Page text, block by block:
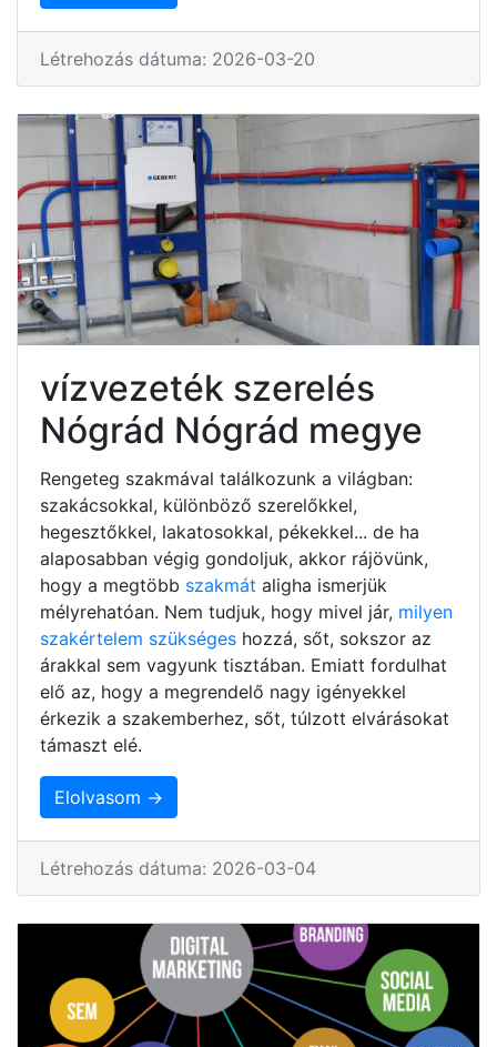
Létrehozás dátuma: 2026-03-20
vízvezeték szerelés
Nógrád Nógrád megye
Rengeteg szakmával találkozunk a világban:
szakácsokkal, különböző szerelőkkel,
hegesztőkkel, lakatosokkal, pékekkel... de ha
alaposabban végig gondoljuk, akkor rájövünk,
hogy a megtöbb szakmát aligha ismerjük
mélyrehatóan. Nem tudjuk, hogy mivel jár, milyen
szakértelem szükséges hozzá, sőt, sokszor az
árakkal sem vagyunk tisztában. Emiatt fordulhat
elő az, hogy a megrendelő nagy igényekkel
érkezik a szakemberhez, sőt, túlzott elvárásokat
támaszt elé.
Elolvasom →
Létrehozás dátuma: 2026-03-04